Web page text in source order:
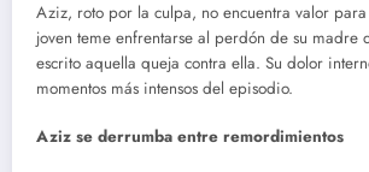
Aziz, roto por la culpa, no encuentra valor
joven teme enfrentarse al perdón de su madre
escrito aquella queja contra ella. Su dolor
momentos más intensos del episodio.
Aziz se derrumba entre remordimientos